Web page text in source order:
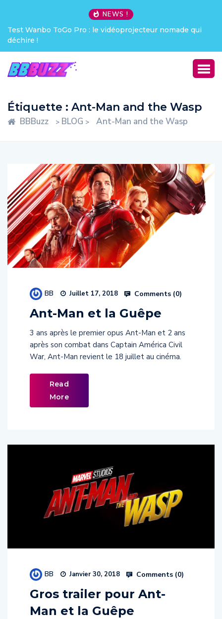
NEWS !
Test Wanbo ToGo Pro : le vidéoprojecteur nomade qui
déchire !
Étiquette : Ant-Man and the Wasp
BBBuzz > BLOG > Ant-Man and the Wasp
BB Juillet 17, 2018 Comments (0)
Ant-Man et la Guêpe
3 ans après le premier opus Ant-Man et 2 ans
après son combat dans Captain América Civil
War, Ant-Man revient le 18 juillet au cinéma.
Read
More
BB Janvier 30, 2018 Comments (0)
Gros trailer pour Ant-
Man et la Guêpe